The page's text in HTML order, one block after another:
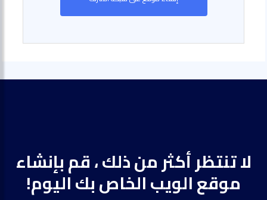
لا تنتظر أكثر من ذلك ، قم بإنشاء
موقع الويب الخاص بك اليوم!